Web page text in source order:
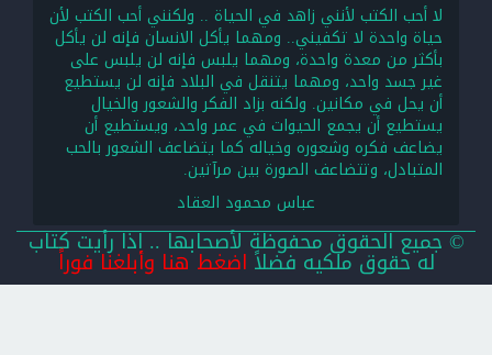
لا أحب الكتب لأنني زاهد في الحياة .. ولكنني أحب الكتب لأن
حياة واحدة لا تكفيني.. ومهما يأكل الانسان فإنه لن يأكل
بأكثر من معدة واحدة، ومهما يلبس فإنه لن يلبس على
غير جسد واحد، ومهما يتنقل في البلاد فإنه لن يستطيع
أن يحل في مكانين. ولكنه بزاد الفكر والشعور والخيال
يستطيع أن يجمع الحيوات في عمر واحد، ويستطيع أن
يضاعف فكره وشعوره وخياله كما يتضاعف الشعور بالحب
المتبادل، وتتضاعف الصورة بين مرآتين.
عباس محمود العقاد
© جميع الحقوق محفوظة لأصحابها .. اذا رأيت كتاب
له حقوق ملكيه فضلاًاضغط هنا وأبلغنا فوراً